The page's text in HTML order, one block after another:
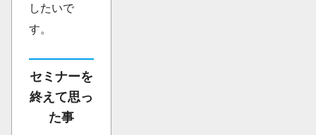
したいで
す。
セミナーを
終えて思っ
た事